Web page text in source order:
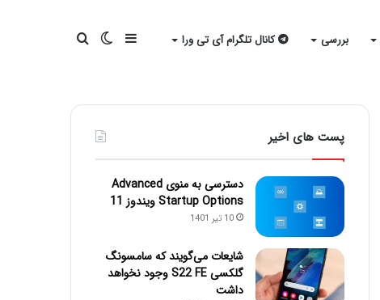
بررسی کانال تلگرام آی تی ورا تغییرسایدبار
پست های اخیر
دسترسی به منوی Advanced
Startup Options ویندوز 11
10 تیر 1401
شایعات می‌گویند که سامسونگ
گلکسی S22 FE وجود نخواهد
داشت